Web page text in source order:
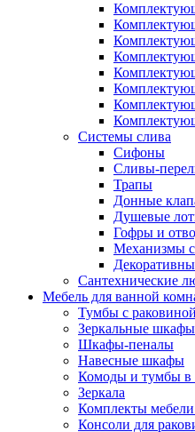
Системы слива
Сифоны
Сливы-
Трапы
Донные
Душевые
Гофры и
Механизмы
Сантехнические
Мебель для ванной
Тумбы с раковиной
Зеркальные шкафы
Шкафы-пеналы
Навесные шкафы
Комоды и тумбы в
Зеркала
Комплекты
Консоли для